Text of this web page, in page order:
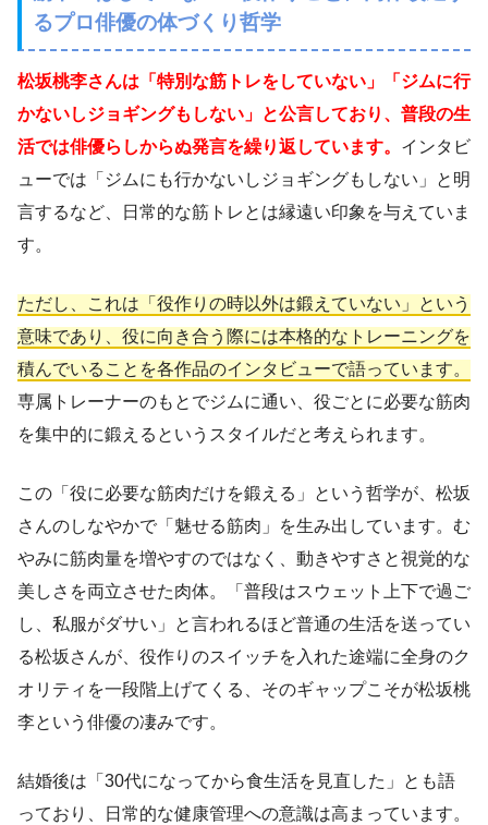
るプロ俳優の体づくり哲学
松坂桃李さんは「特別な筋トレをしていない」「ジムに行
かないしジョギングもしない」と公言しており、普段の生
活では俳優らしからぬ発言を繰り返しています。 インタビ
ューでは「ジムにも行かないしジョギングもしない」と明
言するなど、日常的な筋トレとは縁遠い印象を与えていま
す。
ただし、これは「役作りの時以外は鍛えていない」という
意味であり、役に向き合う際には本格的なトレーニングを
積んでいることを各作品のインタビューで語っています。
専属トレーナーのもとでジムに通い、役ごとに必要な筋肉
を集中的に鍛えるというスタイルだと考えられます。
この「役に必要な筋肉だけを鍛える」という哲学が、松坂
さんのしなやかで「魅せる筋肉」を生み出しています。む
やみに筋肉量を増やすのではなく、動きやすさと視覚的な
美しさを両立させた肉体。「普段はスウェット上下で過ご
し、私服がダサい」と言われるほど普通の生活を送ってい
る松坂さんが、役作りのスイッチを入れた途端に全身のク
オリティを一段階上げてくる、そのギャップこそが松坂桃
李という俳優の凄みです。
結婚後は「30代になってから食生活を見直した」とも語
っており、日常的な健康管理への意識は高まっています。